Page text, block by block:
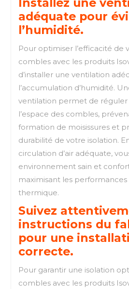
adéquate pour
l’humidité.
Pour optimiser l’efficacité de
combles avec les produits
d’installer une ventilation
l’accumulation d’humidité.
ventilation permet de réguler
l’espace des combles,
formation de moisissures et
durabilité de votre isolation.
circulation d’air adéquate,
environnement sain et
maximisant les
thermique.
Suivez
instructions du
pour une
correcte.
Pour garantir une isolation
combles avec les produits